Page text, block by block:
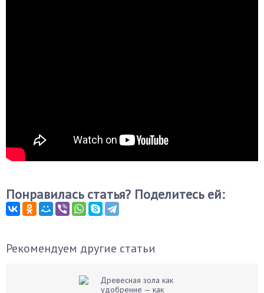
Понравилась статья? Поделитесь ей:
Рекомендуем другие статьи